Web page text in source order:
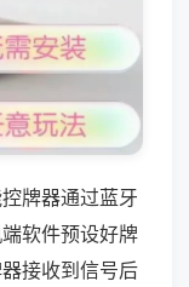
牌器通过蓝牙
软件预设好牌
接收到信号后